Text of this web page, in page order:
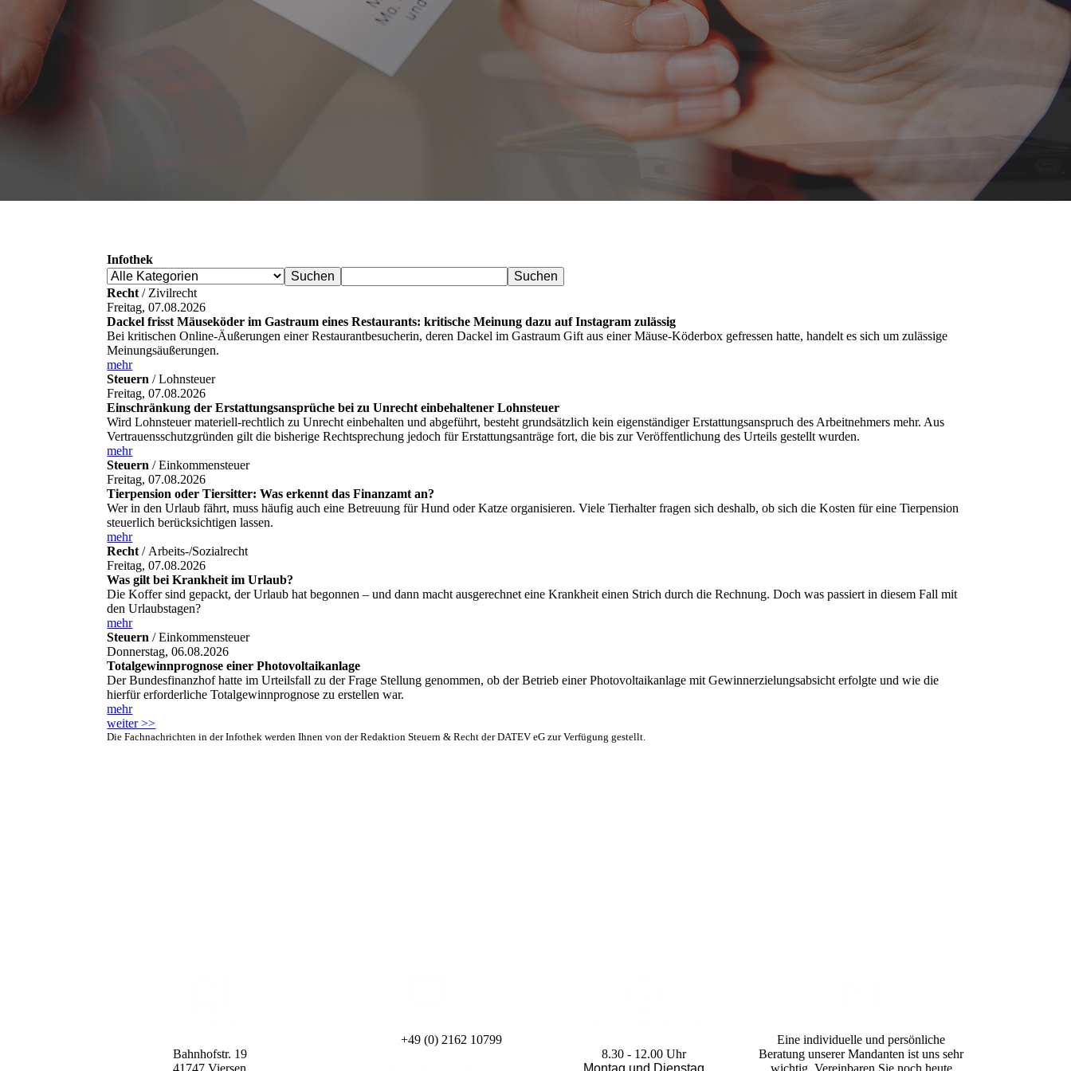
Infothek
Recht / Zivilrecht
Freitag, 07.08.2026
Dackel frisst Mäuseköder im Gastraum eines Restaurants: kritische Meinung dazu auf Instagram zulässig
Bei kritischen Online-Äußerungen einer Restaurantbesucherin, deren Dackel im Gastraum Gift aus einer Mäuse-Köderbox gefressen hatte, handelt es sich um zulässige
Meinungsäußerungen.
mehr
Steuern / Lohnsteuer
Freitag, 07.08.2026
Einschränkung der Erstattungsansprüche bei zu Unrecht einbehaltener Lohnsteuer
Wird Lohnsteuer materiell-rechtlich zu Unrecht einbehalten und abgeführt, besteht grundsätzlich kein eigenständiger Erstattungsanspruch des Arbeitnehmers mehr. Aus
Vertrauensschutzgründen gilt die bisherige Rechtsprechung jedoch für Erstattungsanträge fort, die bis zur Veröffentlichung des Urteils gestellt wurden.
mehr
Steuern / Einkommensteuer
Freitag, 07.08.2026
Tierpension oder Tiersitter: Was erkennt das Finanzamt an?
Wer in den Urlaub fährt, muss häufig auch eine Betreuung für Hund oder Katze organisieren. Viele Tierhalter fragen sich deshalb, ob sich die Kosten für eine Tierpension
steuerlich berücksichtigen lassen.
mehr
Recht / Arbeits-/Sozialrecht
Freitag, 07.08.2026
Was gilt bei Krankheit im Urlaub?
Die Koffer sind gepackt, der Urlaub hat begonnen – und dann macht ausgerechnet eine Krankheit einen Strich durch die Rechnung. Doch was passiert in diesem Fall mit
den Urlaubstagen?
mehr
Steuern / Einkommensteuer
Donnerstag, 06.08.2026
Totalgewinnprognose einer Photovoltaikanlage
Der Bundesfinanzhof hatte im Urteilsfall zu der Frage Stellung genommen, ob der Betrieb einer Photovoltaikanlage mit Gewinnerzielungsabsicht erfolgte und wie die
hierfür erforderliche Totalgewinnprognose zu erstellen war.
mehr
weiter >>
Die Fachnachrichten in der Infothek werden Ihnen von der Redaktion Steuern & Recht der DATEV eG zur Verfügung gestellt.
Bahnhofstr. 19
41747 Viersen
Telefon:+49 (0) 2162 10799
8.30 - 12.00 Uhr
Montag und Dienstag
Eine individuelle und persönliche
Beratung unserer Mandanten ist uns sehr
wichtig. Verein­baren Sie noch heute